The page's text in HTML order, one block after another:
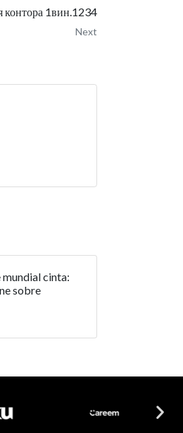
контора 1вин.1234
Next
cinta:
sobre